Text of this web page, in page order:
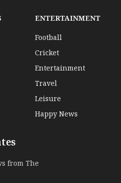
ENTERTAINMENT
Football
Cricket
Entertainment
Travel
Leisure
Happy News
from The